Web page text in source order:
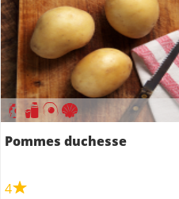
Pommes duchesse
4